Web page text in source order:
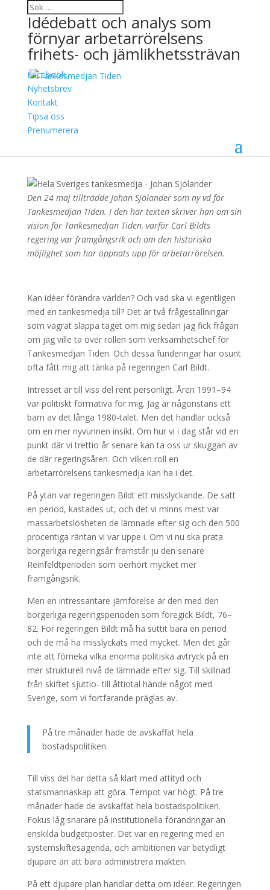
Idédebatt och analys som
förnyar arbetarrörelsens
frihets- och jämlikhetssträvan
Facebook
Nyhetsbrev
Kontakt
Tipsa oss
Prenumerera
Hela Sveriges
tankesmedja
8 juli, 2021
Den 24 maj tillträdde Johan Sjölander som ny vd för
Tankesmedjan Tiden. I den här texten skriver han om sin
vision för Tankesmedjan Tiden, varför Carl Bildts
regering var framgångsrik och om den historiska
möjlighet som har öppnats upp för arbetarrörelsen.
Kan idéer förändra världen? Och vad ska vi egentligen
med en tankesmedja till? Det är två frågeställningar
som vägrat släppa taget om mig sedan jag fick frågan
om jag ville ta över rollen som verksamhetschef för
Tankesmedjan Tiden. Och dessa funderingar har osunt
ofta fått mig att tänka på regeringen Carl Bildt.
Intresset är till viss del rent personligt. Åren 1991–94
var politiskt formativa för mig. Jag är någonstans ett
barn av det långa 1980-talet. Men det handlar också
om en mer nyvunnen insikt. Om hur vi i dag står vid en
punkt där vi trettio år senare kan ta oss ur skuggan av
de där regeringsåren. Och vilken roll en
arbetarrörelsens tankesmedja kan ha i det.
På ytan var regeringen Bildt ett misslyckande. De satt
en period, kastades ut, och det vi minns mest var
massarbetslösheten de lämnade efter sig och den 500
procentiga räntan vi var uppe i. Om vi nu ska prata
borgerliga regeringsår framstår ju den senare
Reinfeldtperioden som oerhört mycket mer
framgångsrik.
Men en intressantare jämförelse är den med den
borgerliga regeringsperioden som föregick Bildt, 76–
82. För regeringen Bildt må ha suttit bara en period
och de må ha misslyckats med mycket. Men det går
inte att förneka vilka enorma politiska avtryck på en
mer strukturell nivå de lämnade efter sig. Till skillnad
från skiftet sjuttio- till åttiotal hände något med
Sverige, som vi fortfarande präglas av.
På tre månader hade de avskaffat hela
bostadspolitiken.
Till viss del har detta så klart med attityd och
statsmannaskap att göra. Tempot var högt. På tre
månader hade de avskaffat hela bostadspolitiken.
Fokus låg snarare på institutionella förändringar än
enskilda budgetposter. Det var en regering med en
systemskiftesagenda, och ambitionen var betydligt
djupare än att bara administrera makten.
På ett djupare plan handlar detta om idéer. Regeringen